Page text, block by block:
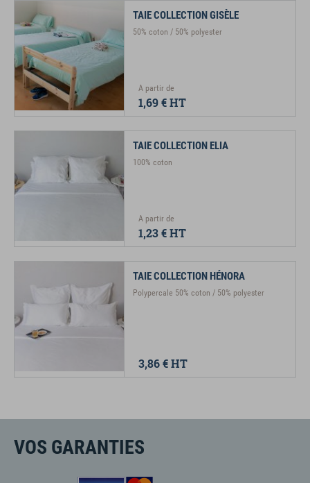
TAIE COLLECTION GISÈLE
50% coton / 50% polyester
A partir de
1,69 €HT
TAIE COLLECTION ELIA
100% coton
A partir de
1,23 €HT
TAIE COLLECTION HÉNORA
Polypercale 50% coton / 50% polyester
3,86 €HT
VOS GARANTIES